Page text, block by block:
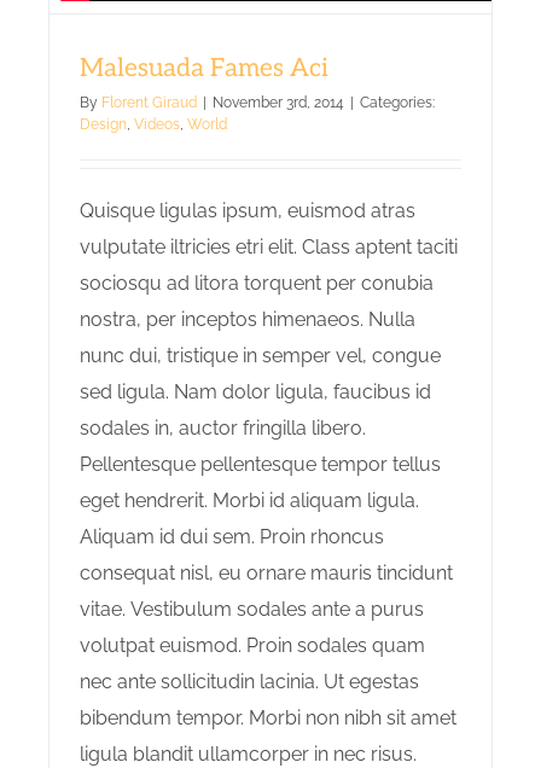
Malesuada Fames Aci
By Florent Giraud November 3rd, 2014
Categories:
Design, Videos, World
Quisque ligulas ipsum, euismod atras
vulputate iltricies etri elit. Class aptent taciti
sociosqu ad litora torquent per conubia
nostra, per inceptos himenaeos. Nulla
nunc dui, tristique in semper vel, congue
sed ligula. Nam dolor ligula, faucibus id
sodales in, auctor fringilla libero.
Pellentesque pellentesque tempor tellus
eget hendrerit. Morbi id aliquam ligula.
Aliquam id dui sem. Proin rhoncus
consequat nisl, eu ornare mauris tincidunt
vitae. Vestibulum sodales ante a purus
volutpat euismod. Proin sodales quam
nec ante sollicitudin lacinia. Ut egestas
bibendum tempor. Morbi non nibh sit amet
ligula blandit ullamcorper in nec risus.